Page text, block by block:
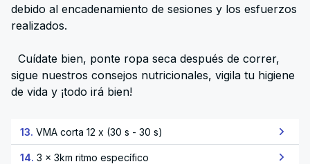
debido al encadenamiento de sesiones y los esfuerzos
realizados.
Cuídate bien, ponte ropa seca después de correr,
sigue nuestros consejos nutricionales, vigila tu higiene
de vida y ¡todo irá bien!
13. VMA corta 12 x (30 s - 30 s)
14. 3 x 3km ritmo específico